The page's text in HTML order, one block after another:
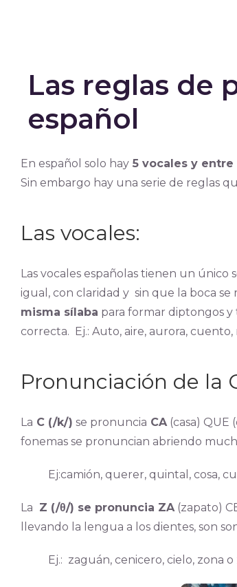
Las reglas de
español
En español solo hay5 vocales y entre
Sin embargo hay una serie de reglas
Las vocales:
Las vocales españolas tienen un único
igual, con claridad y sin que la boca se
misma sílaba para formar diptongos
correcta. Ej.: Auto, aire, aurora, cuento,
Pronunciación de la
La C (/k/) se pronuncia CA(casa) QUE
fonemas se pronuncian abriendo
Ej:camión, querer, quintal, cosa,
La Z (/θ/) se pronuncia ZA(zapato)
llevando la lengua a los dientes, son
Ej.: zaguán, cenicero, cielo, zona